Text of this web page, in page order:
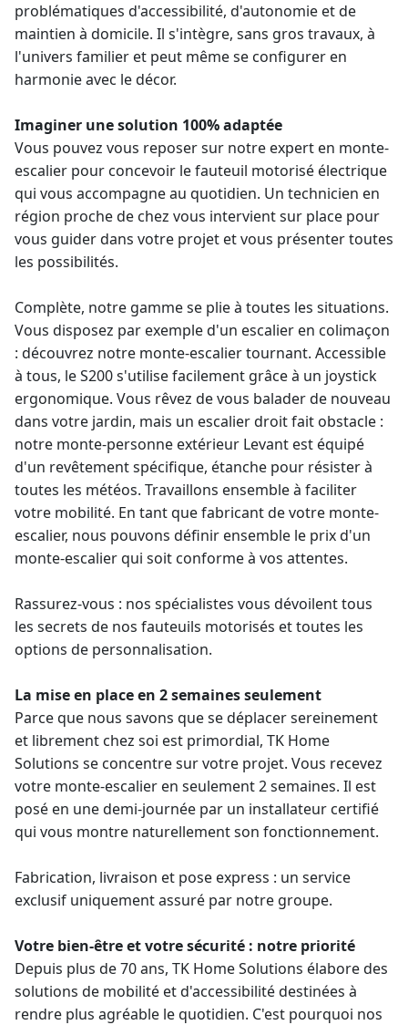
problématiques d'accessibilité, d'autonomie et de
maintien à domicile. Il s'intègre, sans gros travaux, à
l'univers familier et peut même se configurer en
harmonie avec le décor.
Imaginer une solution 100% adaptée
Vous pouvez vous reposer sur notre expert en monte-
escalier pour concevoir le fauteuil motorisé électrique
qui vous accompagne au quotidien. Un technicien en
région proche de chez vous intervient sur place pour
vous guider dans votre projet et vous présenter toutes
les possibilités.
Complète, notre gamme se plie à toutes les situations.
Vous disposez par exemple d'un escalier en colimaçon
: découvrez notre monte-escalier tournant. Accessible
à tous, le S200 s'utilise facilement grâce à un joystick
ergonomique. Vous rêvez de vous balader de nouveau
dans votre jardin, mais un escalier droit fait obstacle :
notre monte-personne extérieur Levant est équipé
d'un revêtement spécifique, étanche pour résister à
toutes les météos. Travaillons ensemble à faciliter
votre mobilité. En tant que fabricant de votre monte-
escalier, nous pouvons définir ensemble le prix d'un
monte-escalier qui soit conforme à vos attentes.
Rassurez-vous : nos spécialistes vous dévoilent tous
les secrets de nos fauteuils motorisés et toutes les
options de personnalisation.
La mise en place en 2 semaines seulement
Parce que nous savons que se déplacer sereinement
et librement chez soi est primordial, TK Home
Solutions se concentre sur votre projet. Vous recevez
votre monte-escalier en seulement 2 semaines. Il est
posé en une demi-journée par un installateur certifié
qui vous montre naturellement son fonctionnement.
Fabrication, livraison et pose express : un service
exclusif uniquement assuré par notre groupe.
Votre bien-être et votre sécurité : notre priorité
Depuis plus de 70 ans, TK Home Solutions élabore des
solutions de mobilité et d'accessibilité destinées à
rendre plus agréable le quotidien. C'est pourquoi nos